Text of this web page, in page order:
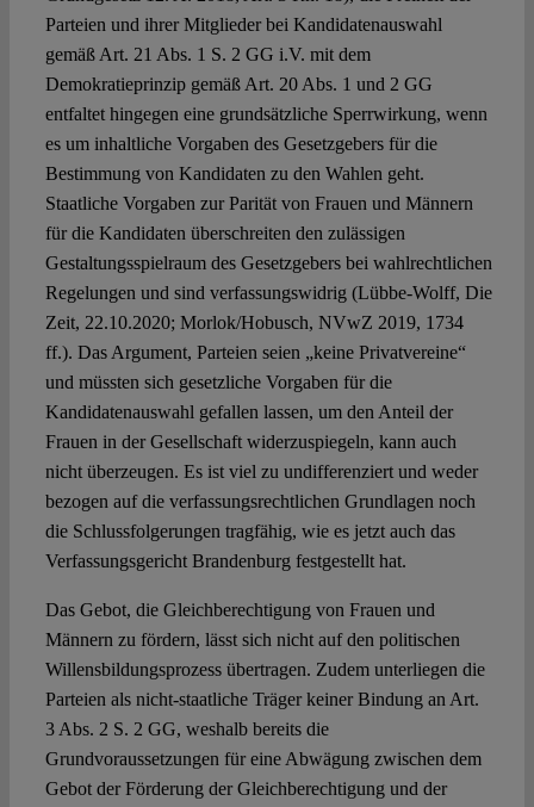
Parteien und ihrer Mitglieder bei Kandidatenauswahl
gemäß Art. 21 Abs. 1 S. 2 GG i.V. mit dem
Demokratieprinzip gemäß Art. 20 Abs. 1 und 2 GG
entfaltet hingegen eine grundsätzliche Sperrwirkung, wenn
es um inhaltliche Vorgaben des Gesetzgebers für die
Bestimmung von Kandidaten zu den Wahlen geht.
Staatliche Vorgaben zur Parität von Frauen und Männern
für die Kandidaten überschreiten den zulässigen
Gestaltungsspielraum des Gesetzgebers bei wahlrechtlichen
Regelungen und sind verfassungswidrig (Lübbe-Wolff, Die
Zeit, 22.10.2020; Morlok/Hobusch, NVwZ 2019, 1734
ff.). Das Argument, Parteien seien „keine Privatvereine“
und müssten sich gesetzliche Vorgaben für die
Kandidatenauswahl gefallen lassen, um den Anteil der
Frauen in der Gesellschaft widerzuspiegeln, kann auch
nicht überzeugen. Es ist viel zu undifferenziert und weder
bezogen auf die verfassungsrechtlichen Grundlagen noch
die Schlussfolgerungen tragfähig, wie es jetzt auch das
Verfassungsgericht Brandenburg festgestellt hat.
Das Gebot, die Gleichberechtigung von Frauen und
Männern zu fördern, lässt sich nicht auf den politischen
Willensbildungsprozess übertragen. Zudem unterliegen die
Parteien als nicht-staatliche Träger keiner Bindung an Art.
3 Abs. 2 S. 2 GG, weshalb bereits die
Grundvoraussetzungen für eine Abwägung zwischen dem
Gebot der Förderung der Gleichberechtigung und der